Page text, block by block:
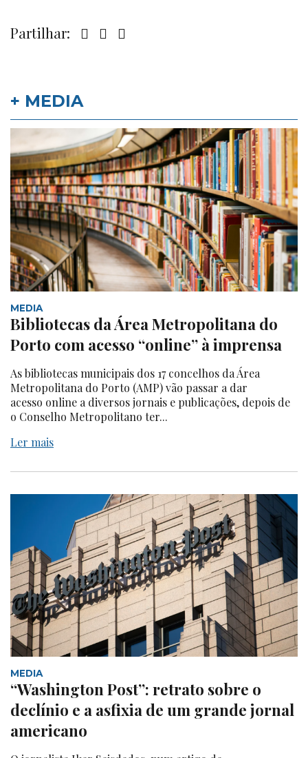
Partilhar:
+ MEDIA
MEDIA
Bibliotecas da Área Metropolitana do
Porto com acesso “online” à imprensa
As bibliotecas municipais dos 17 concelhos da Área
Metropolitana do Porto (AMP) vão passar a dar
acesso online a diversos jornais e publicações, depois de
o Conselho Metropolitano ter...
Ler mais
MEDIA
“Washington Post”: retrato sobre o
declínio e a asfixia de um grande jornal
americano